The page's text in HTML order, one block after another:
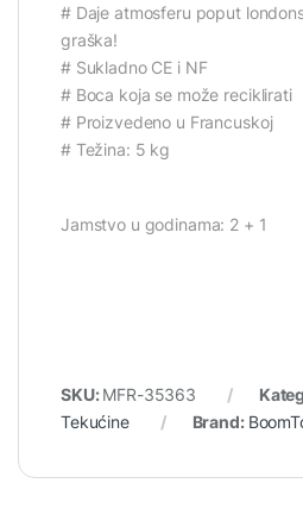
# Daje atmosferu poput
graška!
# Sukladno CE i NF
# Boca koja se može reciklirati
# Proizvedeno u Francuskoj
# Težina: 5 kg
Jamstvo u godinama: 2 + 1
SKU:MFR-35363
Tekućine
Brand: